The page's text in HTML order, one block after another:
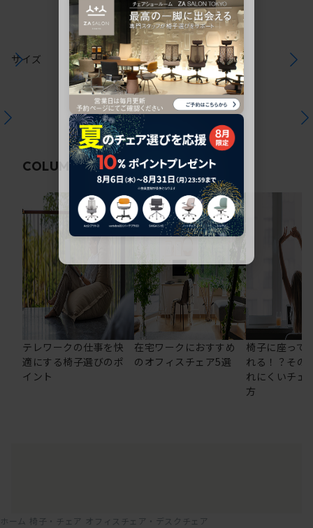
サイズ
COLUMN関連コラム
テレワークの仕事を快
適にする椅子選びのポ
イント
在宅ワークにおすすめ
のオフィスチェア5選
椅子に座って
れる！？その
れにくいチェ
方
ホーム 椅子・チェア オフィスチェア・デスクチェア